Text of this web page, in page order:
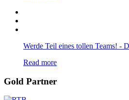
Werde Teil eines tollen Teams! -
Read more
Gold Partner